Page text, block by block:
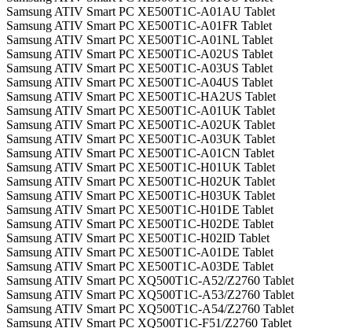
Samsung ATIV Smart PC XE500T1C-A01AU Tablet
Samsung ATIV Smart PC XE500T1C-A01FR Tablet
Samsung ATIV Smart PC XE500T1C-A01NL Tablet
Samsung ATIV Smart PC XE500T1C-A02US Tablet
Samsung ATIV Smart PC XE500T1C-A03US Tablet
Samsung ATIV Smart PC XE500T1C-A04US Tablet
Samsung ATIV Smart PC XE500T1C-HA2US Tablet
Samsung ATIV Smart PC XE500T1C-A01UK Tablet
Samsung ATIV Smart PC XE500T1C-A02UK Tablet
Samsung ATIV Smart PC XE500T1C-A03UK Tablet
Samsung ATIV Smart PC XE500T1C-A01CN Tablet
Samsung ATIV Smart PC XE500T1C-H01UK Tablet
Samsung ATIV Smart PC XE500T1C-H02UK Tablet
Samsung ATIV Smart PC XE500T1C-H03UK Tablet
Samsung ATIV Smart PC XE500T1C-H01DE Tablet
Samsung ATIV Smart PC XE500T1C-H02DE Tablet
Samsung ATIV Smart PC XE500T1C-H02ID Tablet
Samsung ATIV Smart PC XE500T1C-A01DE Tablet
Samsung ATIV Smart PC XE500T1C-A03DE Tablet
Samsung ATIV Smart PC XQ500T1C-A52/Z2760 Tablet
Samsung ATIV Smart PC XQ500T1C-A53/Z2760 Tablet
Samsung ATIV Smart PC XQ500T1C-A54/Z2760 Tablet
Samsung ATIV Smart PC XQ500T1C-F51/Z2760 Tablet